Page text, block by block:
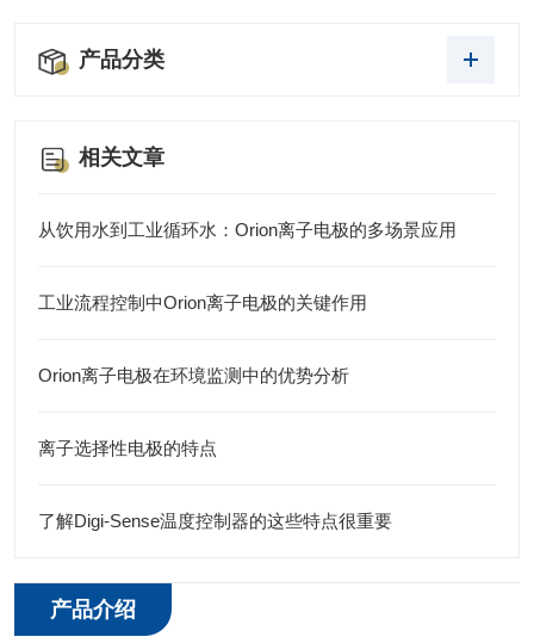
产品分类
相关文章
从饮用水到工业循环水：Orion离子电极的多场景应用
工业流程控制中Orion离子电极的关键作用
Orion离子电极在环境监测中的优势分析
离子选择性电极的特点
了解Digi-Sense温度控制器的这些特点很重要
产品介绍